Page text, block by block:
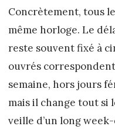
Concrètement, tous
même horloge. Le
reste souvent fixé à
ouvrés
semaine, hors jours
mais il change tout si
veille d’un long